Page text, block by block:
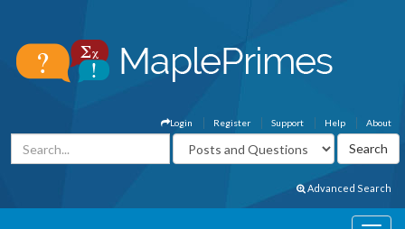
About
Help
Support
Register
Login
Advanced Search